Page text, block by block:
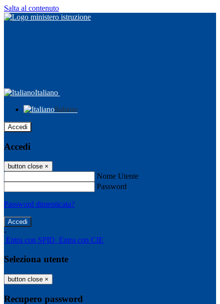
Salta al contenuto
Italiano
Italiano
Accedi
Accedi
button close ×
Nome Utente
Password
Password dimenticata?
-
Entra con SPID Entra con CIE
Seleziona utente
button close ×
Recupero password